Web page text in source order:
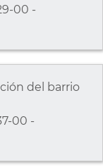
00 -
del barrio
00 -